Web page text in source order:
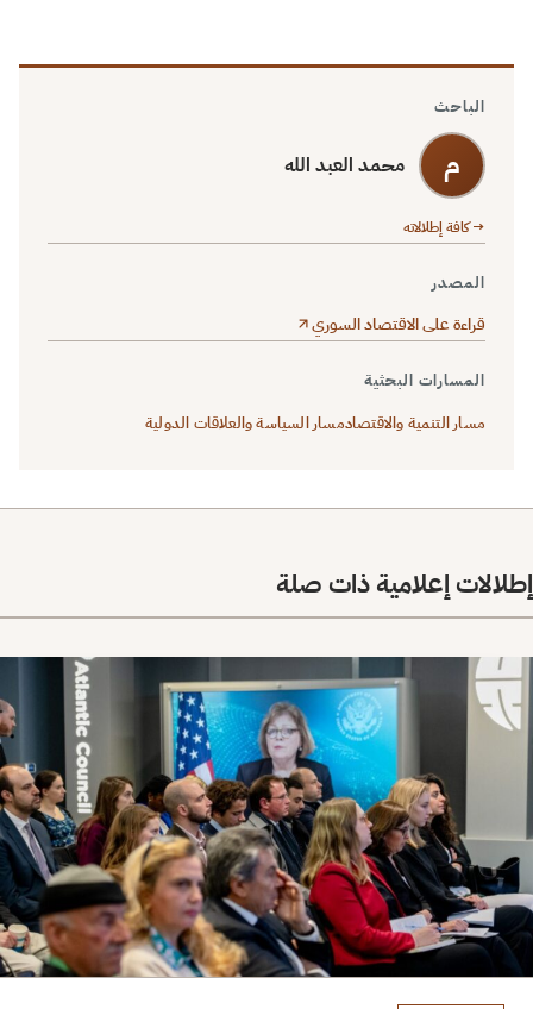
الباحث
م محمد العبد الله
→ كافة إطلالاته
المصدر
قراءة على الاقتصاد السوري
المسارات البحثية
مسار التنمية والاقتصادمسار السياسة والعلاقات الدولية
إطلالات إعلامية ذات صلة